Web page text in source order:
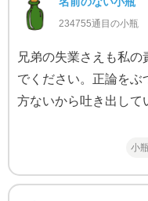
234755通目の小瓶
兄弟の失業さえも私
でください。正論をぶ
方ないから吐き出して
小